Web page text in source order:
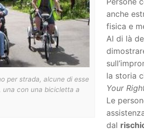
per strada, alcune di esse
una con una bicicletta a
anche
fisica e
Al di là
la storia
Your
Le
dal